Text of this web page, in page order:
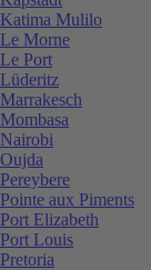
Katima Mulilo
Le Morne
Le Port
Lüderitz
Marrakesch
Mombasa
Nairobi
Oujda
Pereybere
Pointe aux Piments
Port Elizabeth
Port Louis
Pretoria